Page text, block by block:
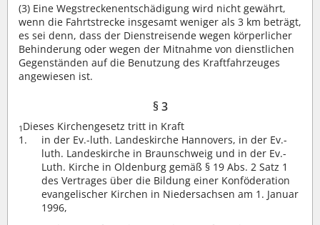
(3) Eine Wegstreckenentschädigung wird nicht gewährt,
wenn die Fahrtstrecke insgesamt weniger als 3 km beträgt,
es sei denn, dass der Dienstreisende wegen körperlicher
Behinderung oder wegen der Mitnahme von dienstlichen
Gegenständen auf die Benutzung des Kraftfahrzeuges
angewiesen ist.
§ 3
1 Dieses Kirchengesetz tritt in Kraft
in der Ev.-luth. Landeskirche Hannovers, in der Ev.-
luth. Landeskirche in Braunschweig und in der Ev.-
Luth. Kirche in Oldenburg gemäß § 19 Abs. 2 Satz 1
des Vertrages über die Bildung einer Konföderation
evangelischer Kirchen in Niedersachsen am 1. Januar
1996,